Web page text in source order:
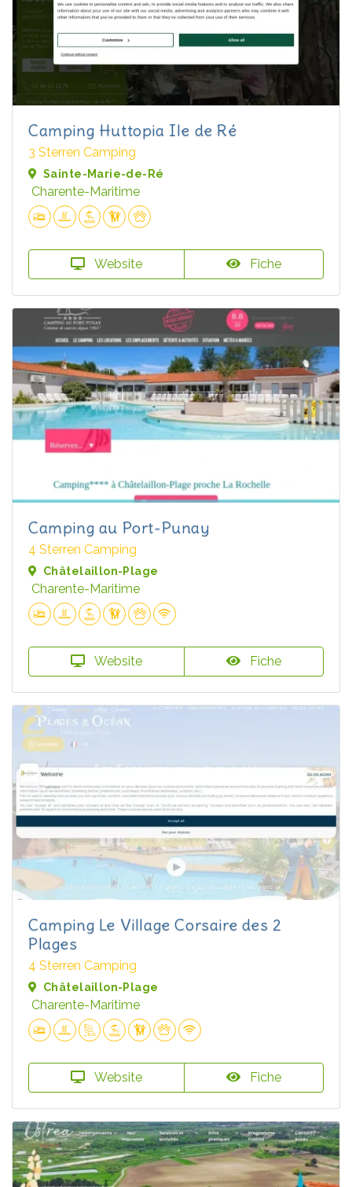
Camping Huttopia Ile de Ré
3 Sterren Camping
Sainte-Marie-de-Ré
Charente-Maritime
Website Fiche
Camping au Port-Punay
4 Sterren Camping
Châtelaillon-Plage
Charente-Maritime
Website Fiche
Camping Le Village Corsaire des 2
Plages
4 Sterren Camping
Châtelaillon-Plage
Charente-Maritime
Website Fiche